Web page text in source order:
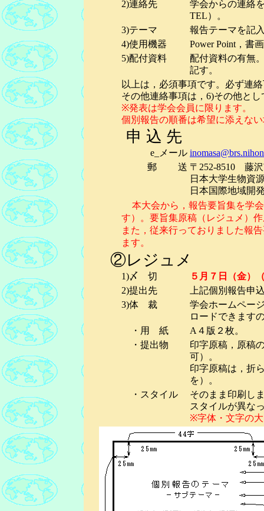
2)連絡先
学会からの連絡
TEL）。
3)テーマ
報告テーマを記
4)使用機器
Power Point，書
5)配付資料
配付資料の有無
記す。
以上は，必須事項です。必ず連
その他連絡事項は，6)その他と
※発表は学会会員に限ります。
個別報告の順番は希望に添えな
申 込 先
e_メール
郵 送 〒252-8510 藤
日本大学生物資
日本国際地域開
本大会から，報告要旨集を学
す）。要旨集原稿（レジュメ）
また，従来行っておりました報
ます。
②レジュメ
1)〆 切 ５月 ７ 日（金）
2)提出先
上記個別報告申
3)体 裁
学会ホームペー
ロードできます
・用 紙
A４版２枚。
・提出物
印字原稿，原稿
可）。
印字原稿は，折
を）。
・スタイル
そのまま印刷し
スタイルが異な
※字体・文字の